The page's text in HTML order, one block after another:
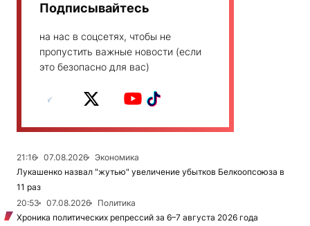
Подписывайтесь
на нас в соцсетях, чтобы не
пропустить важные новости (если
это безопасно для вас)
21:16 07.08.2026
Экономика
Лукашенко назвал "жутью" увеличение убытков Белкоопсоюза в
11 раз
20:53
07.08.2026
Политика
Хроника политических репрессий за 6–7 августа 2026 года